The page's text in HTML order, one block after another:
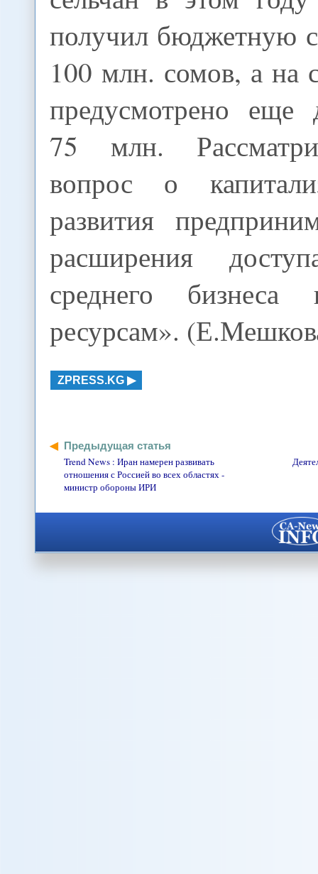
получил бюджетную
100 млн. сомов, а на
предусмотрено еще
75 млн.
вопрос о
развития
расширения
среднего
ресурсам».
ZPRESS.KG
Предыдущая статья
Trend News : Иран намерен развивать
отношения с Россией во всех областях -
министр обороны ИРИ